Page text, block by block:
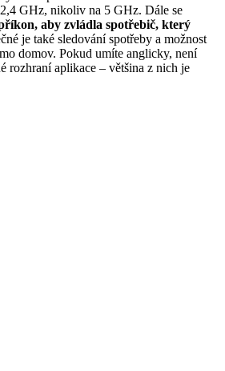
GHz, nikoliv na 5 GHz. Dále se
aby zvládla spotřebič, který
je také sledování spotřeby a možnost
domov. Pokud umíte anglicky, není
rozhraní aplikace – většina z nich je